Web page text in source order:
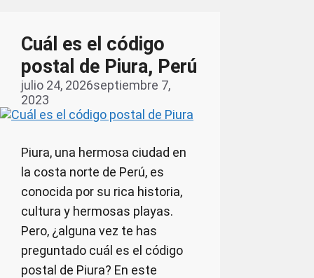
Cuál es el código
postal de Piura, Perú
julio 24, 2026septiembre 7,
2023
Piura, una hermosa ciudad en
la costa norte de Perú, es
conocida por su rica historia,
cultura y hermosas playas.
Pero, ¿alguna vez te has
preguntado cuál es el código
postal de Piura? En este